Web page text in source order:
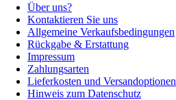
Über uns?
Kontaktieren Sie uns
Allgemeine Verkaufsbedingungen
Rückgabe & Erstattung
Impressum
Zahlungsarten
Lieferkosten und Versandoptionen
Hinweis zum Datenschutz